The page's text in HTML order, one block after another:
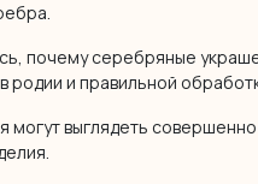
почему серебряные
родии и правильной
выглядеть